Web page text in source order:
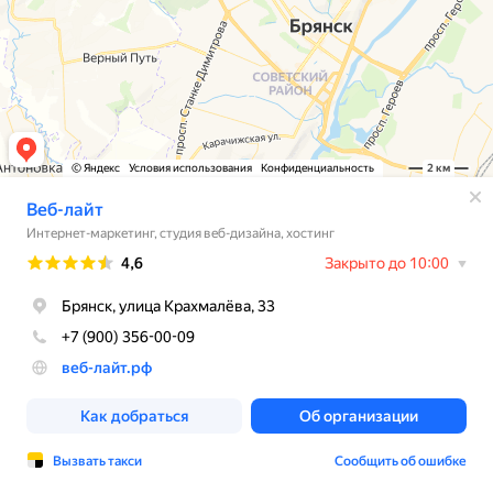
© Яндекс Условия использования Конфиденциальность 2 км
Веб-лайт
Интернет-маркетинг, студия веб-дизайна, хостинг
Рейтинг
4,6 Закрыто до 10:00
Брянск, улица Крахмалёва, 33
+7 (900) 356-00-09
веб-лайт.рф
Как добраться Об организации
Вызвать такси Сообщить об ошибке